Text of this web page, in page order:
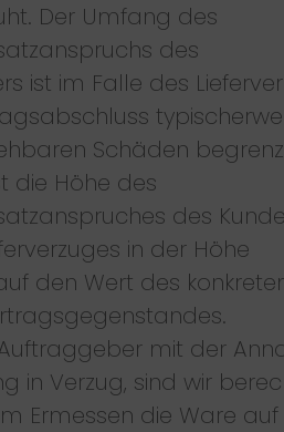
Der Umfang des
des
ist im Falle des
Schäden
die Höhe des
des
in der Höhe
den Wert des
mit der
in Verzug, sind wir
Ermessen die Ware auf